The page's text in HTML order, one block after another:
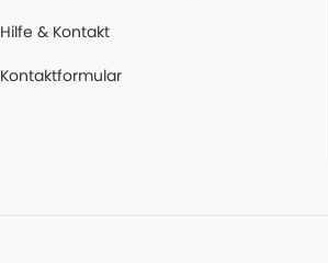
Hilfe & Kontakt
Kontaktformular